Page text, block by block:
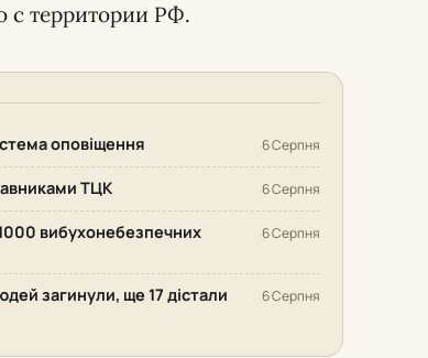
с территории РФ.
оповіщення 6 Серпня
ТЦК 6 Серпня
вибухонебезпечних 6 Серпня
загинули, ще 17 дістали 6 Серпня